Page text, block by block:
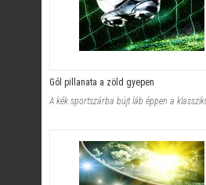
Gól pillanata a zöld gyepen